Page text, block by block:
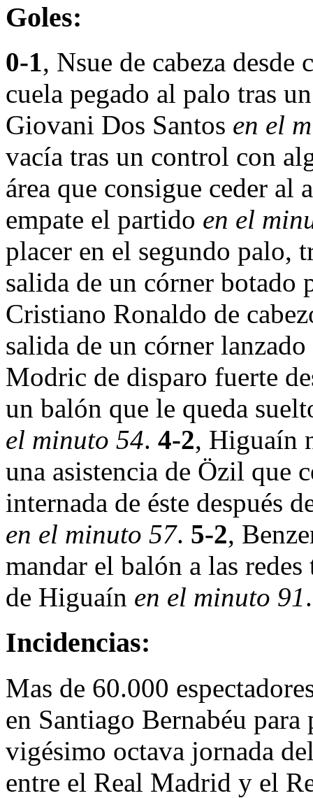
Goles:
0-1, Nsue de cabeza
cuela pegado al palo tras
Giovani Dos Santos en el
vacía tras un control con
área que consigue ceder al
empate el partido en el
placer en el segundo palo,
salida de un córner
Cristiano Ronaldo de
salida de un córner
Modric de disparo fuerte
un balón que le queda
el minuto 54. 4-2, Higuaín
una asistencia de Özil que
internada de éste después
en el minuto 57. 5-2,
mandar el balón a las
de Higuaín en el minuto 91.
Incidencias:
Mas de 60.000
en Santiago Bernabéu
vigésimo octava jornada
entre el Real Madrid y el